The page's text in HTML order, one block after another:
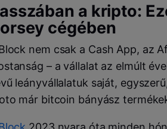
a kripto:
cégében
nem csak a Cash App, az
– a vállalat az elmúlt
leányvállalatuk saját,
már bitcoin bányász